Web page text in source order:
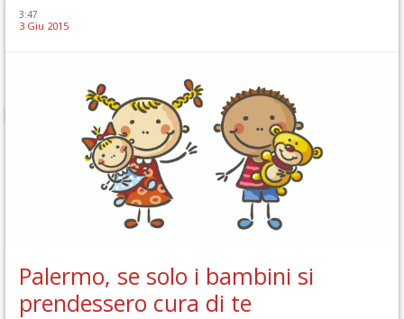
3:47
3 Giu 2015
Palermo, se solo i bambini si
prendessero cura di te